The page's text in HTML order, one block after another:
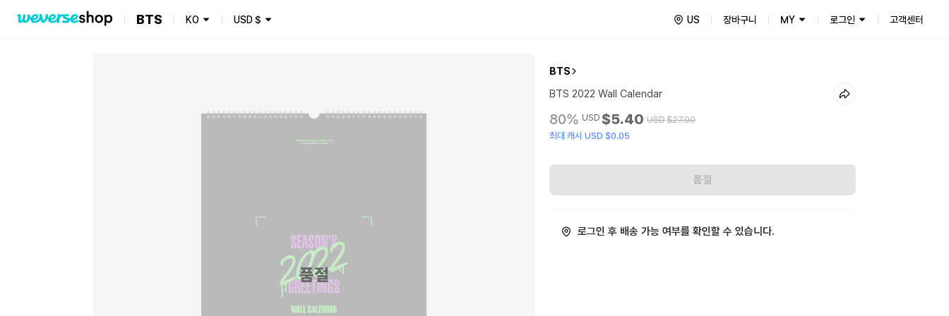
BTS KO USD$ US 장바구니 MY 로그인 고객센터
품절
BTS
BTS 2022 Wall Calendar
80% USD $5.40 USD$27.00
최대 캐시 USD $0.05
품절
로그인 후 배송 가능 여부를 확인할 수 있습니다.